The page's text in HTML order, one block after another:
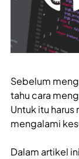
Sebelum
tahu cara
Untuk itu
mengalami
Dalam artikel